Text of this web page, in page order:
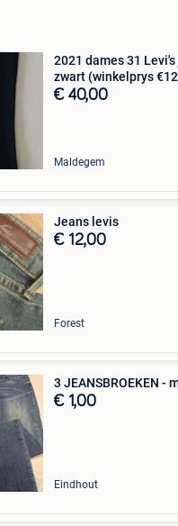
2021 dames 31 Levi's
zwart (winkelprys
€ 40,00
Maldegem
Jeans levis
€ 12,00
Forest
3 JEANSBROEKEN -
€ 1,00
Eindhout